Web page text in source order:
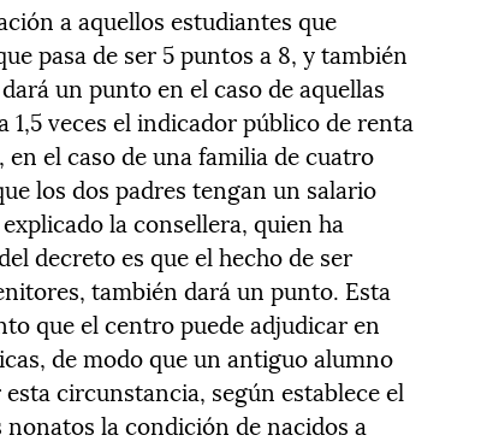
a aquellos estudiantes que
pasa de ser 5 puntos a 8, y también
un punto en el caso de aquellas
veces el indicador público de renta
el caso de una familia de cuatro
los dos padres tengan un salario
la consellera, quien ha
decreto es que el hecho de ser
también dará un punto. Esta
que el centro puede adjudicar en
de modo que un antiguo alumno
circunstancia, según establece el
la condición de nacidos a